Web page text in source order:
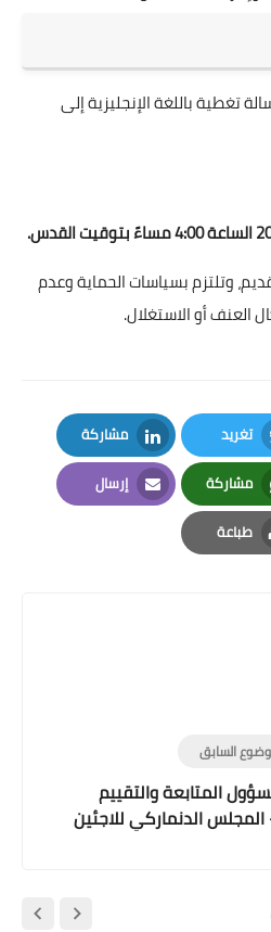
تغطية باللغة الإنجليزية إلى
وتلتزم بسياسات الحماية وعدم
أو الاستغلال.
تغريد
Twitter
مشاركة
LinkedIn
مشاركة
Whatsapp
إرسال
Email
طباعة
Print
السابق
المتابعة والتقييم
الدنماركي للاجئين